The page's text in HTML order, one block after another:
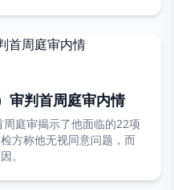
审判首周庭审内情
庭审揭示了他面临的22项
方称他无视同意问题，而
。